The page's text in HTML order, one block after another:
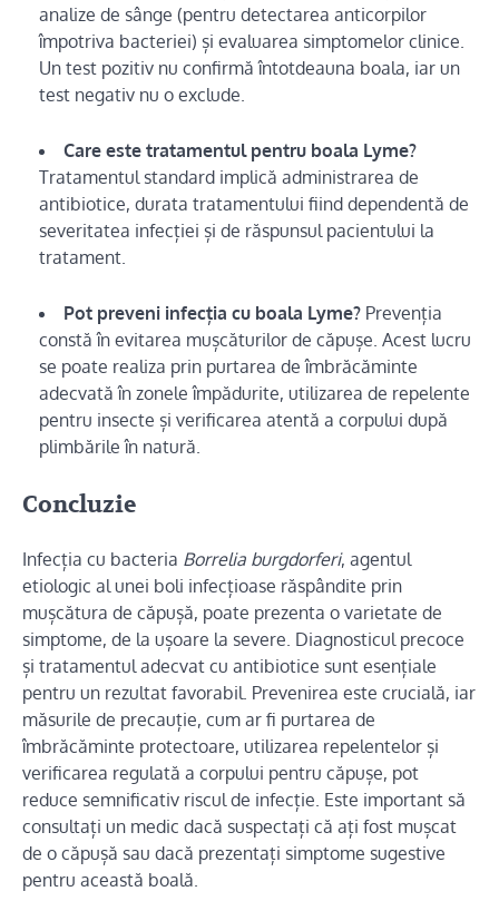
analize de sânge (pentru detectarea anticorpilor
împotriva bacteriei) și evaluarea simptomelor clinice.
Un test pozitiv nu confirmă întotdeauna boala, iar un
test negativ nu o exclude.
Care este tratamentul pentru boala Lyme?
Tratamentul standard implică administrarea de
antibiotice, durata tratamentului fiind dependentă de
severitatea infecției și de răspunsul pacientului la
tratament.
Pot preveni infecția cu boala Lyme? Prevenția
constă în evitarea mușcăturilor de căpușe. Acest lucru
se poate realiza prin purtarea de îmbrăcăminte
adecvată în zonele împădurite, utilizarea de repelente
pentru insecte și verificarea atentă a corpului după
plimbările în natură.
Concluzie
Infecția cu bacteria Borrelia burgdorferi, agentul
etiologic al unei boli infecțioase răspândite prin
mușcătura de căpușă, poate prezenta o varietate de
simptome, de la ușoare la severe. Diagnosticul precoce
și tratamentul adecvat cu antibiotice sunt esențiale
pentru un rezultat favorabil. Prevenirea este crucială, iar
măsurile de precauție, cum ar fi purtarea de
îmbrăcăminte protectoare, utilizarea repelentelor și
verificarea regulată a corpului pentru căpușe, pot
reduce semnificativ riscul de infecție. Este important să
consultați un medic dacă suspectați că ați fost mușcat
de o căpușă sau dacă prezentați simptome sugestive
pentru această boală.